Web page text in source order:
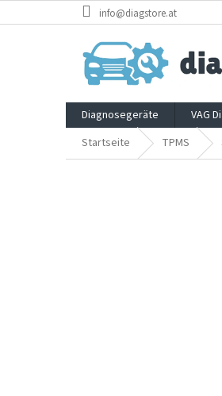
Inhalt
info@diagstore.at
Diagnosegeräte VAG
Startseite
TPMS